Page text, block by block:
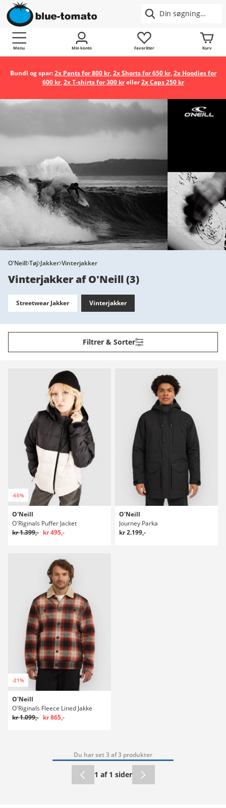
Menu Min konto Favoritter Kurv
Bundl og spar:2x Pants for 800 kr,2x Shorts for 650 kr,2x Hoodies for
600 kr,2x T-shirts for 300 kreller2x Caps 250 kr
O'Neill Tøj Jakker Vinterjakker
Vinterjakker af O'Neill(3)
Streetwear Jakker Vinterjakker
Filtrer & Sorter
-65%
O'Neill
O'Riginals Puffer Jacket
kr 1.399,- kr 495,-
O'Neill
Journey Parka
kr 2.199,-
-21%
O'Neill
O'Riginals Fleece Lined Jakke
kr 1.099,- kr 865,-
Du har set 3 af 3 produkter
1 af 1 sider